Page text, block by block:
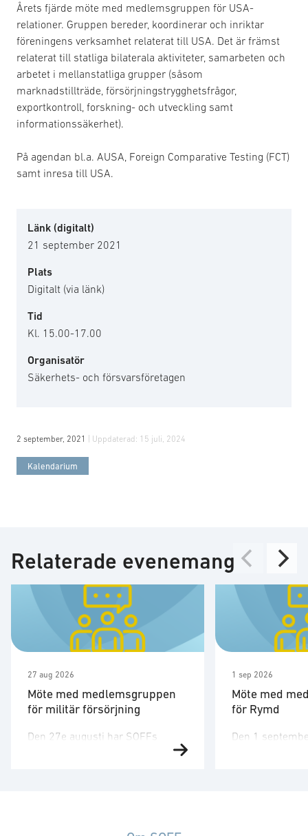
Årets fjärde möte med medlemsgruppen för USA-
relationer. Gruppen bereder, koordinerar och inriktar
föreningens verksamhet relaterat till USA. Det är främst
relaterat till statliga bilaterala aktiviteter, samarbeten och
arbetet i mellanstatliga grupper (såsom
marknadstillträde, försörjningstrygghetsfrågor,
exportkontroll, forskning- och utveckling samt
informationssäkerhet).
På agendan bl.a. AUSA, Foreign Comparative Testing (FCT)
samt inresa till USA.
Länk (digitalt)
21 september 2021
Plats
Digitalt (via länk)
Tid
Kl. 15.00-17.00
Organisatör
Säkerhets- och försvarsföretagen
2 september, 2021 | Uppdaterad: 15 juli, 2024
Kalendarium
Relaterade evenemang
27 aug 2026
Möte med medlemsgruppen
för militär försörjning
Den 27e augusti har SOFFs
1 sep 2026
Möte med
för Rymd
Den 1